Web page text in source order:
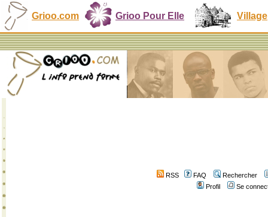
Grioo.com Grioo Pour Elle Village
RSS FAQ
Rechercher
Profil
Se